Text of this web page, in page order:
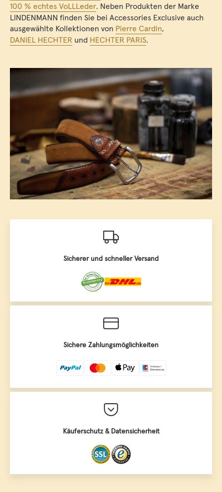
100 % echtes VoLLLeder. Neben Produkten der Marke
LINDENMANN finden Sie bei Accessories Exclusive auch
ausgewählte Kollektionen von Pierre Cardin,
DANIEL HECHTER und HECHTER PARIS.
Sicherer und schneller Versand
Sichere Zahlungsmöglichkeiten
Käuferschutz & Datensicherheit